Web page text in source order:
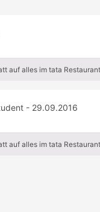
auf alles im tata
- 29.09.2016
auf alles im tata